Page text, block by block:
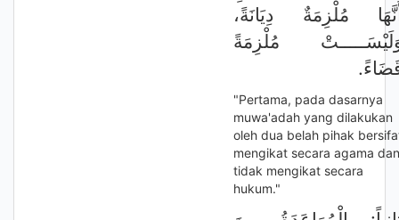
مُلْزِمَةٌ دِيَانَةً،
مُلْزِمَةً
"Pertama, pada dasarnya
muwa'adah yang dilakukan
oleh dua belah pihak
mengikat secara agama dan
tidak mengikat secara
hukum."